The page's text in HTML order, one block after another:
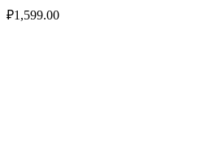
₽1,599.00